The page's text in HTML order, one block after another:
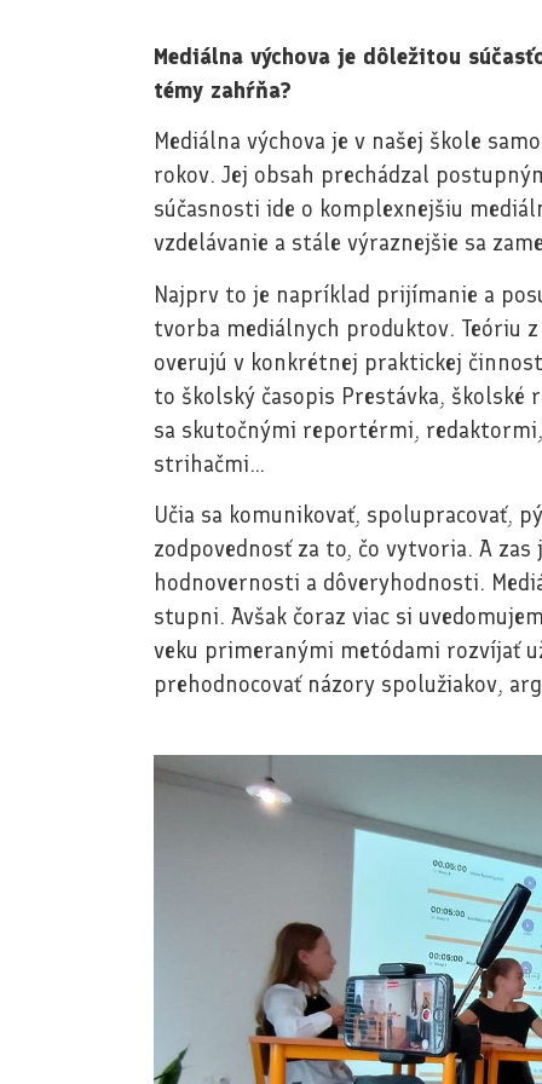
Mediálna výchova je dôležitou
témy zahŕňa?
Mediálna výchova je v našej škole
rokov. Jej obsah prechádzal
súčasnosti ide o komplexnejšiu
vzdelávanie a stále výraznejšie sa
Najprv to je napríklad prijímanie a
tvorba mediálnych produktov. Teóriu
overujú v konkrétnej praktickej
to školský časopis Prestávka, školské
sa skutočnými reportérmi,
strihačmi…
Učia sa komunikovať, spolupracovať,
zodpovednosť za to, čo vytvoria. A
hodnovernosti a dôveryhodnosti.
stupni. Avšak čoraz viac si
veku primeranými metódami rozvíjať
prehodnocovať názory spolužiakov,